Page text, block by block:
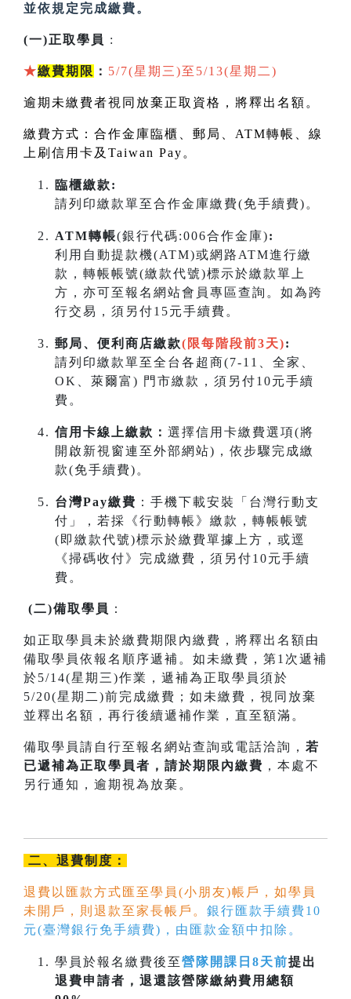
並依規定完成繳費。
(一)正取學員 :
★繳費期限 ： 5/7(星期三)至5/13(星期二)
逾期未繳費者視同放棄正取資格，將釋出名額。
繳費方式：合作金庫臨櫃、郵局、 ATM轉帳、線
上刷信用卡及 Taiwan Pay 。
臨櫃繳款:
請列印繳款單至合作金庫繳費(免手續費)。
ATM轉帳(銀行代碼:006合作金庫):
利用自動提款機(ATM)或網路ATM進行繳
款，轉帳帳號(繳款代號)標示於繳款單上
方，亦可至報名網站會員專區查詢。如為跨
行交易，須另付15元手續費。
郵局、便利商店繳款(限每階段前3天):
請列印繳款單至全台各超商(7-11、全家、
OK、萊爾富) 門市繳款，須另付10元手續
費。
信用卡線上繳款： 選擇信用卡繳費選項(將
開啟新視窗連至外部網站)，依步驟完成繳
款(免手續費)。
台灣Pay繳費 ：手機下載安裝「台灣行動支
付」，若採《行動轉帳》繳款，轉帳帳號
(即繳款代號)標示於繳費單據上方，或逕
《掃碼收付》完成繳費，須另付10元手續
費。
(二)備取學員 ：
如正取學員未於繳費期限內繳費，將釋出名額由
備取學員依報名順序遞補。如未繳費，第1次遞補
於5/14(星期三)作業，遞補為正取學員須於
5/20(星期二)前完成繳費；如未繳費，視同放棄
並釋出名額，再行後續遞補作業，直至額滿。
備取學員請自行至報名網站查詢或電話洽詢， 若
已遞補為正取學員者，請於期限內繳費 ，本處不
另行通知，逾期視為放棄。
二、退費制度：
退費以匯款方式匯至學員(小朋友)帳戶，如學員
未開戶，則退款至家長帳戶。 銀行匯款手續費10
元(臺灣銀行免手續費)，由匯款金額中扣除。
學員於報名繳費後至營隊開課日8天前提出
退費申請者，退還該營隊繳納費用總額